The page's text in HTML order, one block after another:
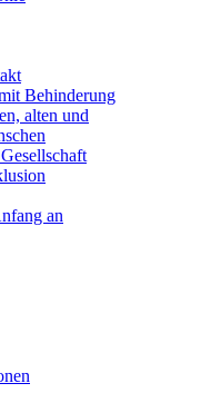
Behinderung
alten und
an